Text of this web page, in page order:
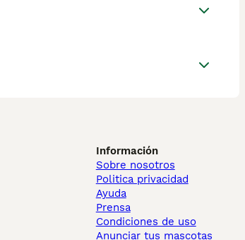
Información
Sobre nosotros
Politica privacidad
Ayuda
Prensa
Condiciones de uso
Anunciar tus mascotas